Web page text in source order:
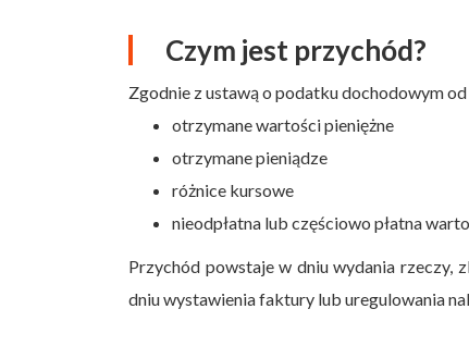
Czym jest przychód?
Zgodnie z ustawą o podatku dochodowym
otrzymane wartości pieniężne
otrzymane pieniądze
różnice kursowe
nieodpłatna lub częściowo płatna
Przychód powstaje w dniu wydania rzeczy,
dniu wystawienia faktury lub uregulowania